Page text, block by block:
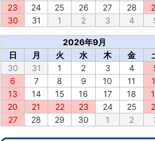
23
24 25 26 27 28
30
31 1 2 3 4
2026年9月
日
月 火 水 木 金
30
31 1 2 3 4
6
7 8 9 10 11
13
14 15 16 17 18
20
21 22 23 24 25
27
28 29 30 1 2